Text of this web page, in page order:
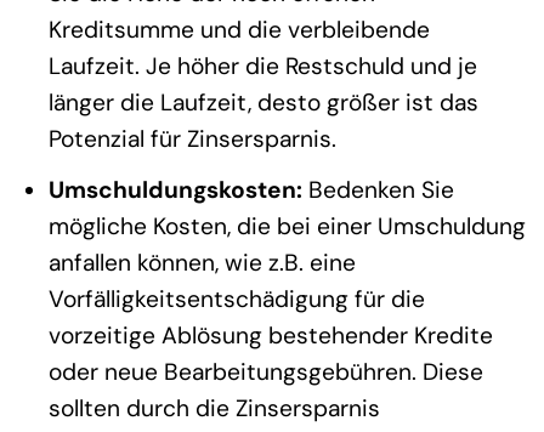
Kreditsumme und die verbleibende
Laufzeit. Je höher die Restschuld und je
länger die Laufzeit, desto größer ist das
Potenzial für Zinsersparnis.
Umschuldungskosten: Bedenken Sie
mögliche Kosten, die bei einer Umschuldung
anfallen können, wie z.B. eine
Vorfälligkeitsentschädigung für die
vorzeitige Ablösung bestehender Kredite
oder neue Bearbeitungsgebühren. Diese
sollten durch die Zinsersparnis